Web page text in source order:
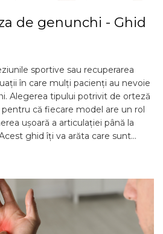
de genunchi - Ghid
sportive sau recuperarea
în care mulți pacienți au nevoie
Alegerea tipului potrivit de orteză
că fiecare model are un rol
ușoară a articulației până la
ghid îți va arăta care sunt...